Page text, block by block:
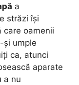
a
străzi își
care oamenii
și umple
ca, atunci
aparate
a nu